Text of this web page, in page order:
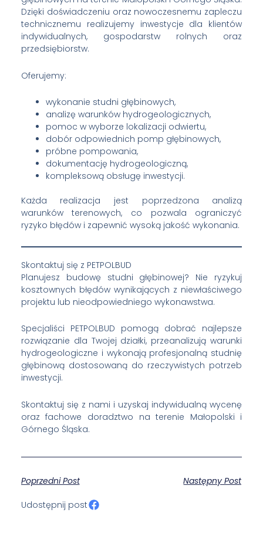
Dzięki doświadczeniu oraz nowoczesnemu zapleczu
technicznemu realizujemy inwestycje dla klientów
indywidualnych, gospodarstw rolnych oraz
przedsiębiorstw.
Oferujemy:
wykonanie studni głębinowych,
analizę warunków hydrogeologicznych,
pomoc w wyborze lokalizacji odwiertu,
dobór odpowiednich pomp głębinowych,
próbne pompowania,
dokumentację hydrogeologiczną,
kompleksową obsługę inwestycji.
Każda realizacja jest poprzedzona analizą
warunków terenowych, co pozwala ograniczyć
ryzyko błędów i zapewnić wysoką jakość wykonania.
Skontaktuj się z PETPOLBUD
Planujesz budowę studni głębinowej? Nie ryzykuj
kosztownych błędów wynikających z niewłaściwego
projektu lub nieodpowiedniego wykonawstwa.
Specjaliści PETPOLBUD pomogą dobrać najlepsze
rozwiązanie dla Twojej działki, przeanalizują warunki
hydrogeologiczne i wykonają profesjonalną studnię
głębinową dostosowaną do rzeczywistych potrzeb
inwestycji.
Skontaktuj się z nami i uzyskaj indywidualną wycenę
oraz fachowe doradztwo na terenie Małopolski i
Górnego Śląska.
Poprzedni Post Następny Post
Udostępnij post